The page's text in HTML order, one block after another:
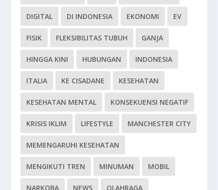
DIGITAL DI INDONESIA EKONOMI EV
FISIK FLEKSIBILITAS TUBUH GANJA
HINGGA KINI HUBUNGAN INDONESIA
ITALIA KE CISADANE KESEHATAN
KESEHATAN MENTAL KONSEKUENSI NEGATIF
KRISIS IKLIM LIFESTYLE MANCHESTER CITY
MEMENGARUHI KESEHATAN
MENGIKUTI TREN MINUMAN MOBIL
NARKOBA NEWS OLAHRAGA